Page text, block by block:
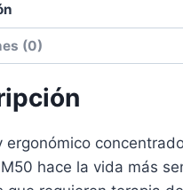
(0)
ergonómico
M50 hace la vida más